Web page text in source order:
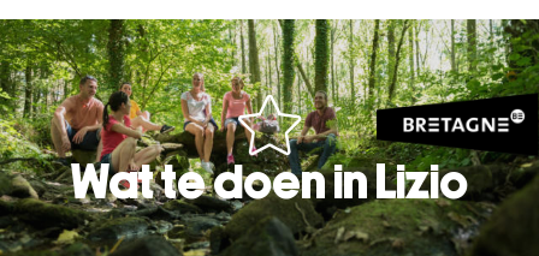
Aller
au
contenu
principal
Wat te doen in Lizio